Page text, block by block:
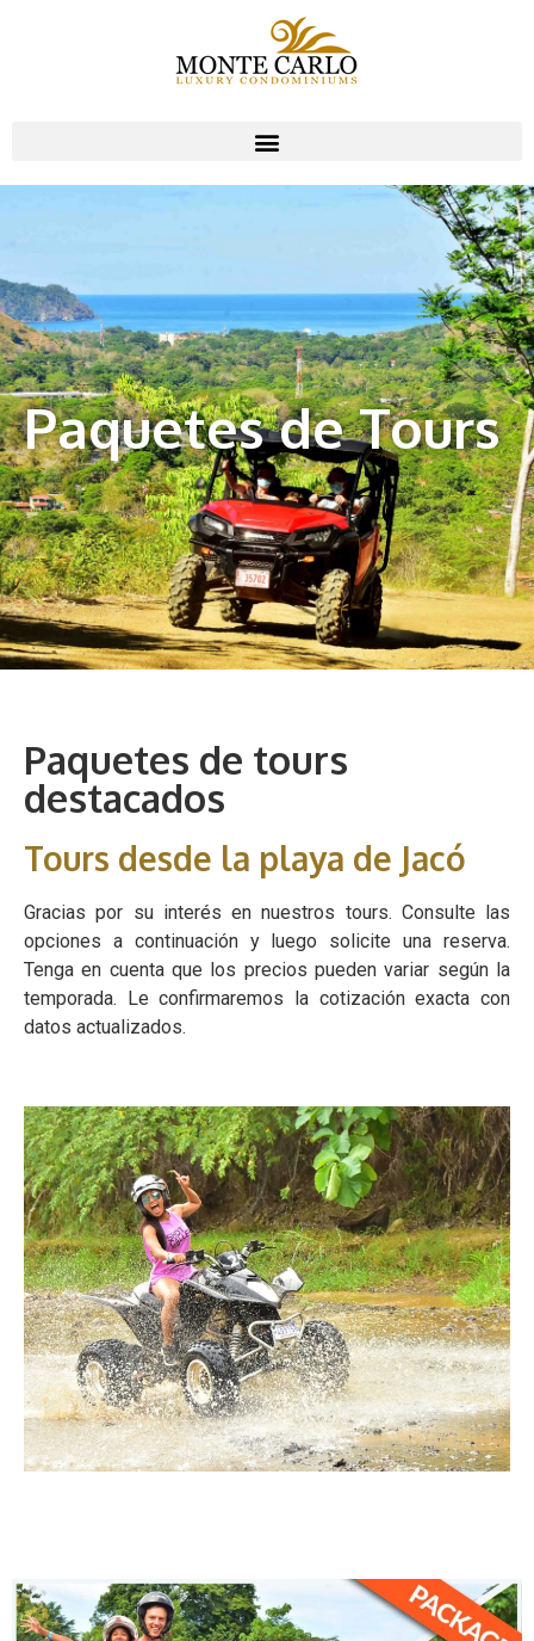
Paquetes de Tours
Paquetes de tours
destacados
Tours desde la playa de Jacó
Gracias por su interés en nuestros tours. Consulte las
opciones a continuación y luego solicite una reserva.
Tenga en cuenta que los precios pueden variar según la
temporada. Le confirmaremos la cotización exacta con
datos actualizados.